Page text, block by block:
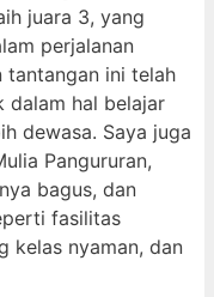
juara 3, yang
perjalanan
tantangan ini telah
dalam hal belajar
dewasa. Saya juga
Pangururan,
bagus, dan
fasilitas
kelas nyaman, dan